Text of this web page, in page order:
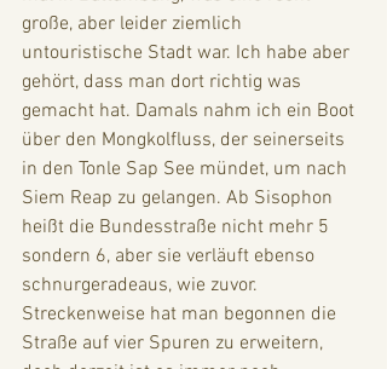
große, aber leider ziemlich
untouristische Stadt war. Ich habe aber
gehört, dass man dort richtig was
gemacht hat. Damals nahm ich ein Boot
über den Mongkolfluss, der seinerseits
in den Tonle Sap See mündet, um nach
Siem Reap zu gelangen. Ab Sisophon
heißt die Bundesstraße nicht mehr 5
sondern 6, aber sie verläuft ebenso
schnurgeradeaus, wie zuvor.
Streckenweise hat man begonnen die
Straße auf vier Spuren zu erweitern,